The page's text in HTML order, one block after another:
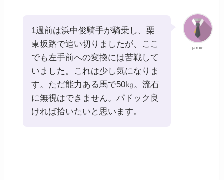
jamie
1週前は浜中俊騎手が騎乗し、栗
東坂路で追い切りましたが、ここ
でも左手前への変換には苦戦して
いました。これは少し気になりま
す。ただ能力ある馬で50㎏。流石
に無視はできません。パドック良
ければ拾いたいと思います。